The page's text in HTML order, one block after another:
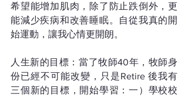
希望能增加肌肉，除了防止跌倒外，更
能減少疾病和改善睡眠。自從我真的開
始運動，讓我心情更開朗。
人生新的目標：當了牧師40年，牧師身
份已經不可能改變，只是Retire 後我有
三個新的目標，開始學習：一）學校校